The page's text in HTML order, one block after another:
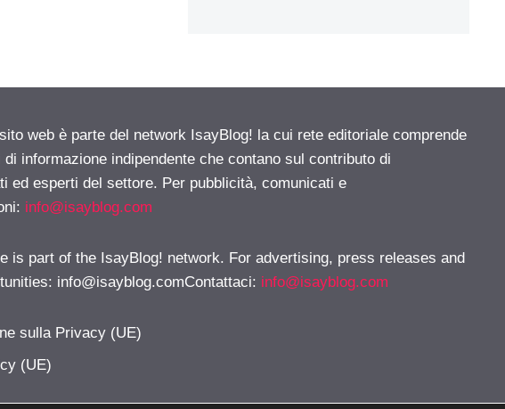
sito web è parte del network IsayBlog! la cui rete editoriale comprende
informazione indipendente che contano sul contributo di
ed esperti del settore. Per pubblicità, comunicati e
info@isayblog.com
is part of the IsayBlog! network. For advertising, press releases and
info@isayblog.comContattaci: info@isayblog.com
sulla Privacy (UE)
(UE)